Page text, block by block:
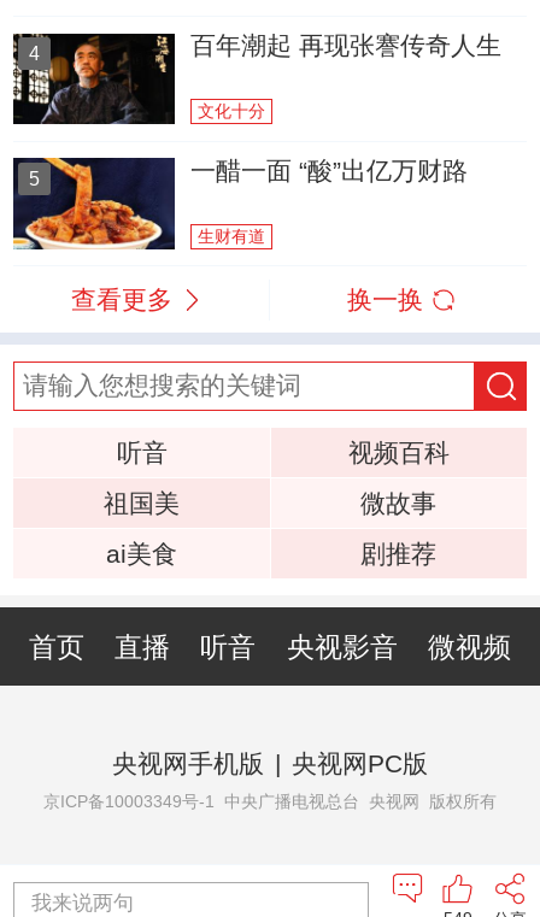
4 百年潮起 再现张謇传奇人生
文化十分
5 一醋一面 “酸”出亿万财路
生财有道
查看更多 换一换
听音
视频百科
祖国美
微故事
ai美食
剧推荐
首页 直播 听音 央视影音 微视频
央视网手机版 | 央视网PC版
京ICP备10003349号-1 中央广播电视总台 央视网 版权所有
我来说两句